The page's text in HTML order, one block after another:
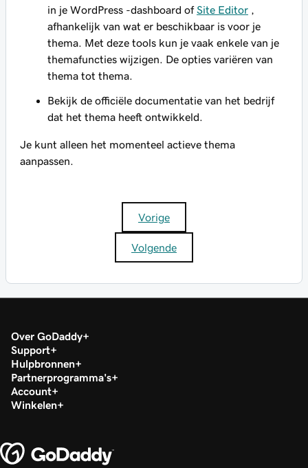
in je WordPress -dashboard ofSite Editor ,
afhankelijk van wat er beschikbaar is voor je
thema. Met deze tools kun je vaak enkele van je
themafuncties wijzigen. De opties variëren van
thema tot thema.
Bekijk de officiële documentatie van het bedrijf
dat het thema heeft ontwikkeld.
Je kunt alleen het momenteel actieve thema
aanpassen.
Vorige
Volgende
Over GoDaddy
Support
Hulpbronnen
Partnerprogramma's
Account
Winkelen